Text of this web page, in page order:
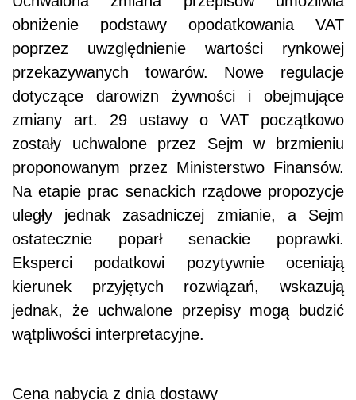
obniżenie podstawy opodatkowania VAT
poprzez uwzględnienie wartości rynkowej
przekazywanych towarów. Nowe regulacje
dotyczące darowizn żywności i obejmujące
zmiany art. 29 ustawy o VAT początkowo
zostały uchwalone przez Sejm w brzmieniu
proponowanym przez Ministerstwo Finansów.
Na etapie prac senackich rządowe propozycje
uległy jednak zasadniczej zmianie, a Sejm
ostatecznie poparł senackie poprawki.
Eksperci podatkowi pozytywnie oceniają
kierunek przyjętych rozwiązań, wskazują
jednak, że uchwalone przepisy mogą budzić
wątpliwości interpretacyjne.
Cena nabycia z dnia dostawy